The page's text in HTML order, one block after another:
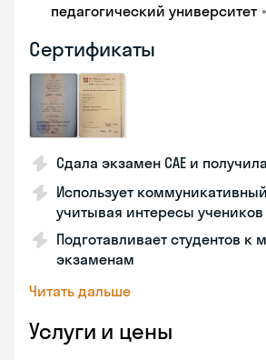
педагогический университет •
Сертификаты
Сдала экзамен CAE и
Использует
учитывая интересы учеников
Подготавливает студентов
экзаменам
Читать дальше
Услуги и цены